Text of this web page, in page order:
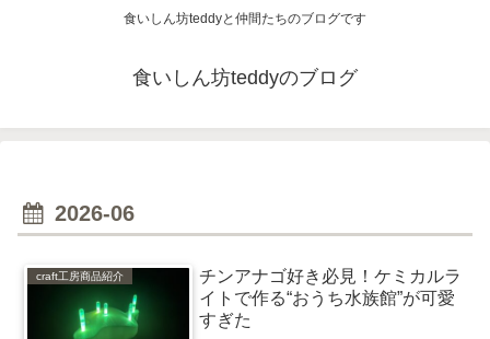
食いしん坊teddyと仲間たちのブログです
食いしん坊teddyのブログ
2026-06
craft工房商品紹介
チンアナゴ好き必見！ケミカルラ
イトで作る“おうち水族館”が可愛
すぎた